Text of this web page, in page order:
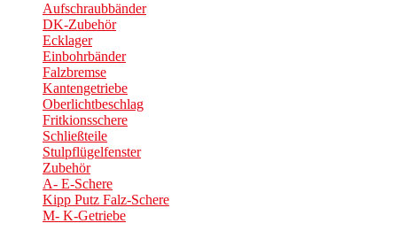
Aufschraubbänder
DK-Zubehör
Ecklager
Einbohrbänder
Falzbremse
Kantengetriebe
Oberlichtbeschlag
Fritkionsschere
Schließteile
Stulpflügelfenster
Zubehör
A- E-Schere
Kipp Putz Falz-Schere
M- K-Getriebe